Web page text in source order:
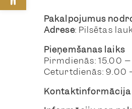
Pakalpojumus
Adrese: Pilsētas
Pieņemšanas laiks
Pirmdienās: 15.00 –
Ceturtdienās: 9.00
Kontaktinformācija